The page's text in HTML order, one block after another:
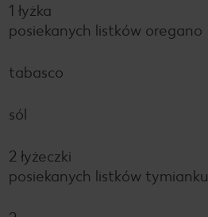
1 łyżka
posiekanych listków oregano
tabasco
sól
2 łyżeczki
posiekanych listków tymianku